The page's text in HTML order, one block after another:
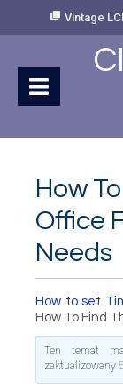
Vintage
How
Office
Needs
How to set
How To Find
Ten temat
zaktualizowany